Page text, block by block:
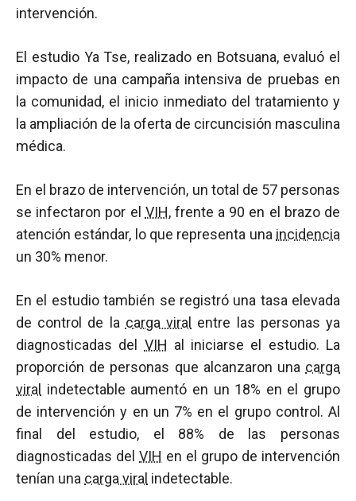
intervención.
El estudio Ya Tse, realizado en Botsuana, evaluó el
impacto de una campaña intensiva de pruebas en
la comunidad, el inicio inmediato del tratamiento y
la ampliación de la oferta de circuncisión masculina
médica.
En el brazo de intervención, un total de 57 personas
se infectaron por el VIH, frente a 90 en el brazo de
atención estándar, lo que representa una incidencia
un 30% menor.
En el estudio también se registró una tasa elevada
de control de la carga viral entre las personas ya
diagnosticadas del VIH al iniciarse el estudio. La
proporción de personas que alcanzaron una carga
viral indetectable aumentó en un 18% en el grupo
de intervención y en un 7% en el grupo control. Al
final del estudio, el 88% de las personas
diagnosticadas del VIH en el grupo de intervención
tenían una carga viral indetectable.